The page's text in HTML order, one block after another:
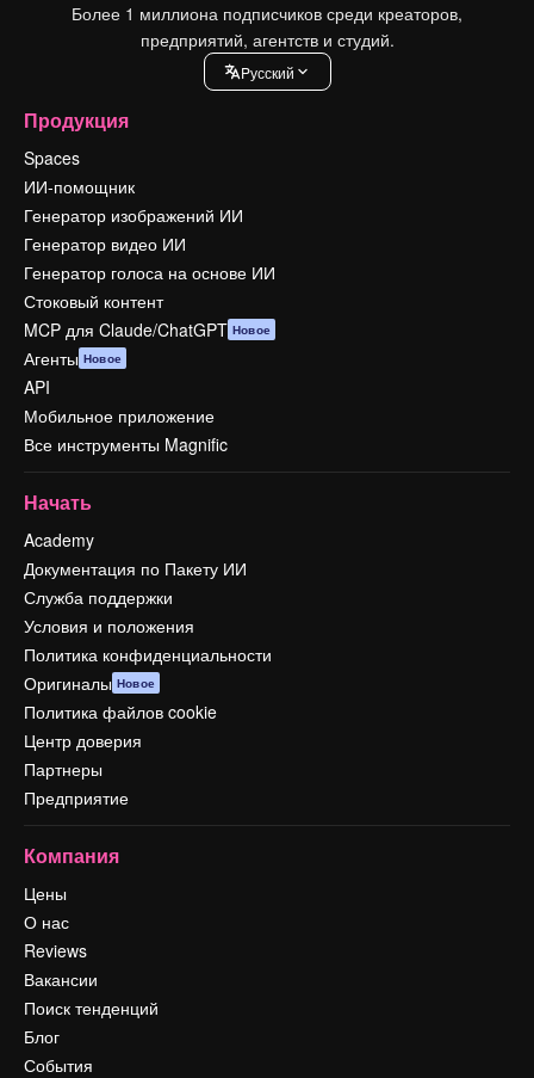
Более 1 миллиона подписчиков среди креаторов,
предприятий, агентств и студий.
Pусский
Продукция
Spaces
ИИ-помощник
Генератор изображений ИИ
Генератор видео ИИ
Генератор голоса на основе ИИ
Стоковый контент
MCP для Claude/ChatGPT Новое
Агенты Новое
API
Мобильное приложение
Все инструменты Magnific
Начать
Academy
Документация по Пакету ИИ
Служба поддержки
Условия и положения
Политика конфиденциальности
Оригиналы Новое
Политика файлов cookie
Центр доверия
Партнеры
Предприятие
Компания
Цены
О нас
Reviews
Вакансии
Поиск тенденций
Блог
События